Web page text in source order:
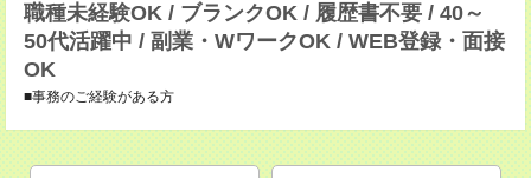
職種未経験OK / ブランクOK / 履歴書不要 / 40～
50代活躍中 / 副業・WワークOK / WEB登録・面接
OK
■事務のご経験がある方